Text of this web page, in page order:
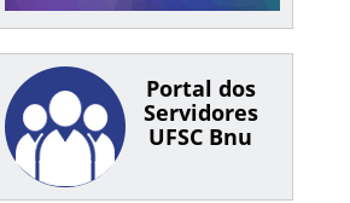
Portal dos
Servidores
UFSC Bnu